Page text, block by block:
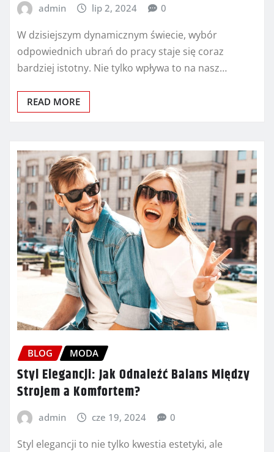
admin lip 2, 2024 0
W dzisiejszym dynamicznym świecie, wybór
odpowiednich ubrań do pracy staje się coraz
bardziej istotny. Nie tylko wpływa to na nasz…
READ MORE
BLOG MODA
Styl Elegancji: Jak Odnaleźć Balans Między
Strojem a Komfortem?
admin cze 19, 2024 0
Styl elegancji to nie tylko kwestia estetyki, ale